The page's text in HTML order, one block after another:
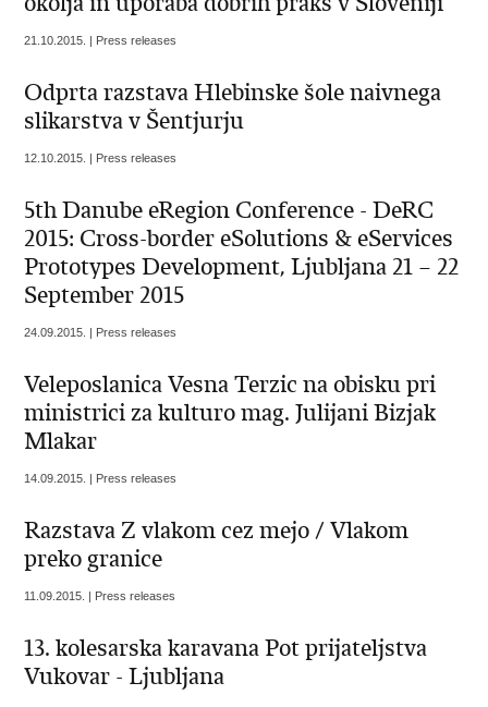
21.10.2015. | Press releases
Odprta razstava Hlebinske šole naivnega
slikarstva v Šentjurju
12.10.2015. | Press releases
5th Danube eRegion Conference - DeRC
2015: Cross-border eSolutions & eServices
Prototypes Development, Ljubljana 21 – 22
September 2015
24.09.2015. | Press releases
Veleposlanica Vesna Terzic na obisku pri
ministrici za kulturo mag. Julijani Bizjak
Mlakar
14.09.2015. | Press releases
Razstava Z vlakom cez mejo / Vlakom
preko granice
11.09.2015. | Press releases
13. kolesarska karavana Pot prijateljstva
Vukovar - Ljubljana